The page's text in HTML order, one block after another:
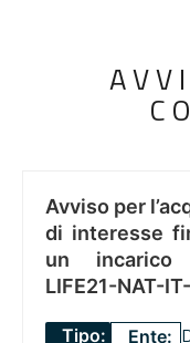
Avviso per
di interesse
un incarico
LIFE21-NAT-
Tipo: Ente: